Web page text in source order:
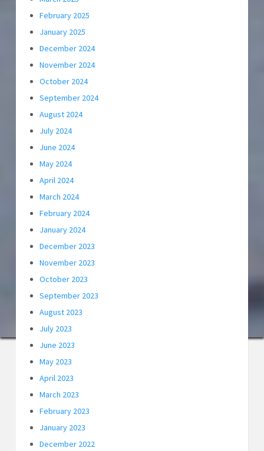
February 2025
January 2025
December 2024
November 2024
October 2024
September 2024
August 2024
July 2024
June 2024
May 2024
April 2024
March 2024
February 2024
January 2024
December 2023
November 2023
October 2023
September 2023
August 2023
July 2023
June 2023
May 2023
April 2023
March 2023
February 2023
January 2023
December 2022